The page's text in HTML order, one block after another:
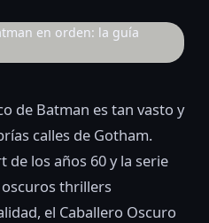
de Batman es tan vasto y
calles de Gotham.
de los años 60 y la serie
thrillers
el Caballero Oscuro